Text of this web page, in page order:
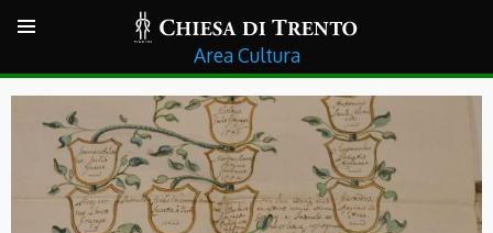
Cultura